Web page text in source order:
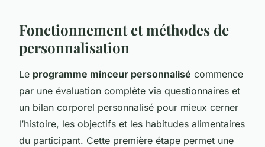
Fonctionnement et méthodes de
personnalisation
Le programme minceur personnalisé commence
par une évaluation complète via questionnaires et
un bilan corporel personnalisé pour mieux cerner
l’histoire, les objectifs et les habitudes alimentaires
du participant. Cette première étape permet une